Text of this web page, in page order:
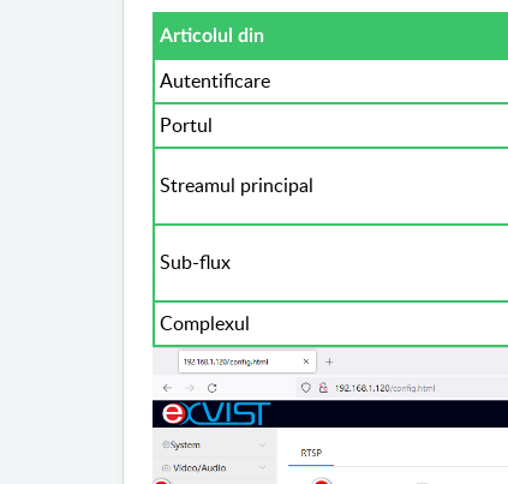
Articolul din
Autentificare
Portul
Streamul principal
Sub-flux
Complexul